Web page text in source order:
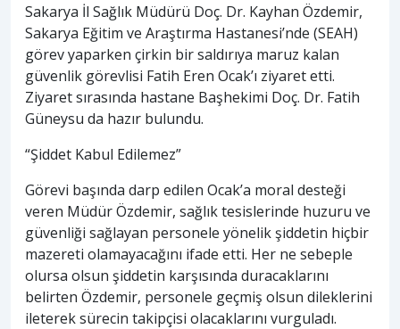
Sakarya İl Sağlık Müdürü Doç. Dr. Kayhan Özdemir,
Sakarya Eğitim ve Araştırma Hastanesi’nde (SEAH)
görev yaparken çirkin bir saldırıya maruz kalan
güvenlik görevlisi Fatih Eren Ocak’ı ziyaret etti.
Ziyaret sırasında hastane Başhekimi Doç. Dr. Fatih
Güneysu da hazır bulundu.
“Şiddet Kabul Edilemez”
Görevi başında darp edilen Ocak’a moral desteği
veren Müdür Özdemir, sağlık tesislerinde huzuru ve
güvenliği sağlayan personele yönelik şiddetin hiçbir
mazereti olamayacağını ifade etti. Her ne sebeple
olursa olsun şiddetin karşısında duracaklarını
belirten Özdemir, personele geçmiş olsun dileklerini
ileterek sürecin takipçisi olacaklarını vurguladı.